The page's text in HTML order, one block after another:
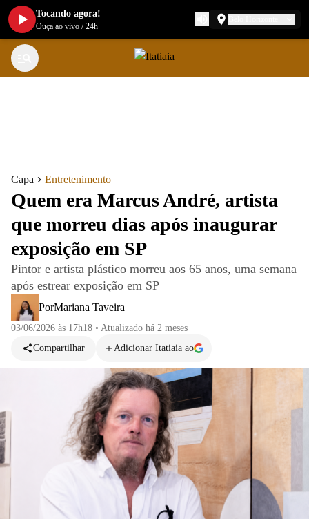
Capa Entretenimento
Quem era Marcus André, artista
que morreu dias após inaugurar
exposição em SP
Pintor e artista plástico morreu aos 65 anos, uma semana
após estrear exposição em SP
PorMariana Taveira
03/06/2026 às 17h18 • Atualizado há 2 meses
Compartilhar
Adicionar Itatiaia ao
Tocando agora!
Ouça ao vivo /24h